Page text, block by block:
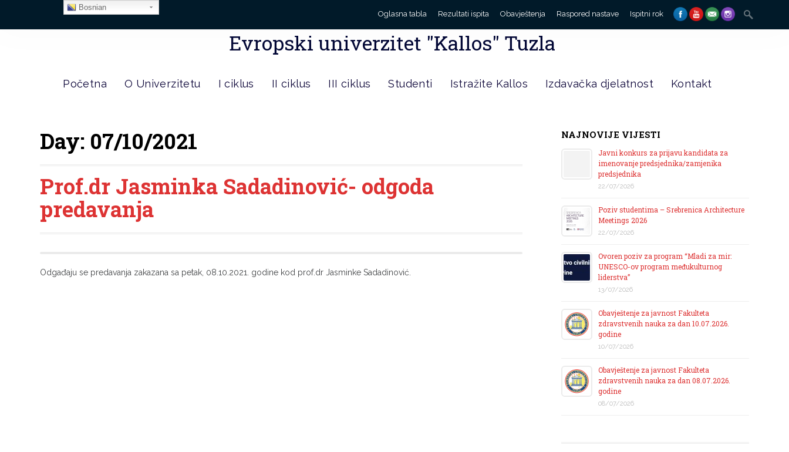
Oglasna tabla Rezultati ispita Obavještenja Raspored nastave Ispitni rok
Search
for:
Evropski univerzitet "Kallos" Tuzla
Početna O Univerzitetu I ciklus II ciklus III ciklus Studenti Istražite Kallos Izdavačka djelatnost Kontakt
Day: 07/10/2021
Prof.dr Jasminka Sadadinović- odgoda
predavanja
Odgađaju se predavanja zakazana sa petak, 08.10.2021. godine kod prof.dr Jasminke Sadadinović.
NAJNOVIJE VIJESTI
Javni konkurs za prijavu kandidata za
imenovanje predsjednika/zamjenika
predsjednika
22/07/2026
Poziv studentima – Srebrenica Architecture
Meetings 2026
22/07/2026
Ovoren poziv za program “Mladi za mir:
UNESCO-ov program međukulturnog
liderstva”
13/07/2026
Obavještenje za javnost Fakulteta
zdravstvenih nauka za dan 10.07.2026.
godine
10/07/2026
Obavještenje za javnost Fakulteta
zdravstvenih nauka za dan 08.07.2026.
godine
08/07/2026
Bosnian